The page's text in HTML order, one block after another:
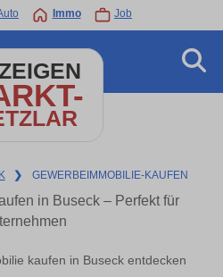
Immo Job
❯ GEWERBEIMMOBILIE-KAUFEN
in Buseck – Perfekt für
kaufen in Buseck entdecken